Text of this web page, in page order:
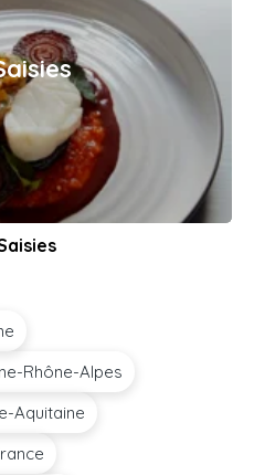
Rhône-Alpes
Aquitaine